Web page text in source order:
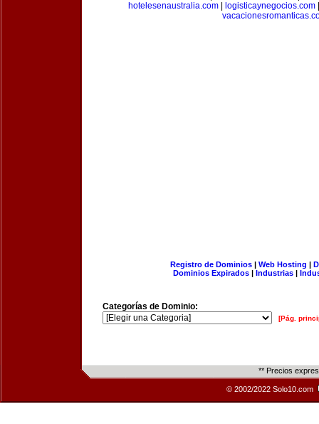
hotelesenaustralia.com| logisticaynegocios.com
Registro de Dominios| Web Hosting |
Dominios Expirados | Industrias |
Categorías de Dominio:
[Pág.
** Precios
© 2002/2022 Solo10.com